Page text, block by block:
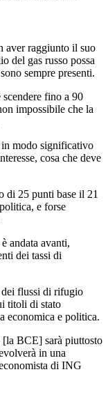
aver raggiunto il suo
del gas russo possa
sempre presenti.
fino a 90
impossibile che la
in modo significativo
cosa che deve
di 25 punti base il 21
e forse
andata avanti,
dei tassi di
dei flussi di rifugio
titoli di stato
economica e politica.
[la BCE] sarà piuttosto
in una
di ING